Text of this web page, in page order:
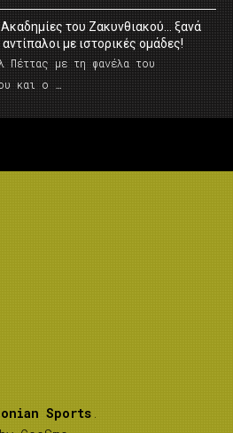
του Ζακυνθιακού… ξανά
με ιστορικές ομάδες!
Πέττας με τη φανέλα του
και ο …
Sports .